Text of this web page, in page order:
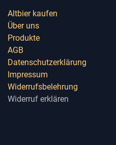
Altbier kaufen
Über uns
Produkte
AGB
Datenschutzerklärung
Impressum
Widerrufsbelehrung
Widerruf erklären